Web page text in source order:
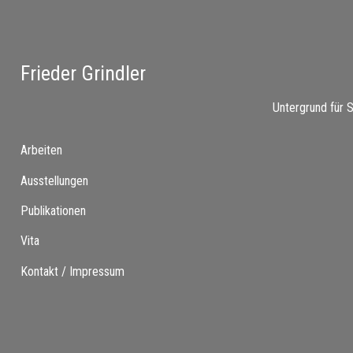
Frieder Grindler
Arbeiten
Ausstellungen
Publikationen
Vita
Kontakt / Impressum
Untergrund für